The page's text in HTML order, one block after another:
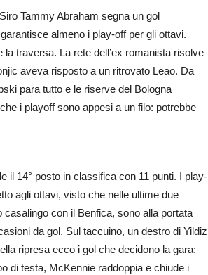
Tammy Abraham segna un gol
almeno i play-off per gli ottavi.
la traversa. La rete dell’ex romanista risolve
aveva risposto a un ritrovato Leao. Da
para tutto e le riserve del Bologna
i playoff sono appesi a un filo: potrebbe
il 14° posto in classifica con 11 punti. I play-
agli ottavi, visto che nelle ultime due
casalingo con il Benfica, sono alla portata
da gol. Sul taccuino, un destro di Yildiz
ripresa ecco i gol che decidono la gara:
di testa, McKennie raddoppia e chiude i